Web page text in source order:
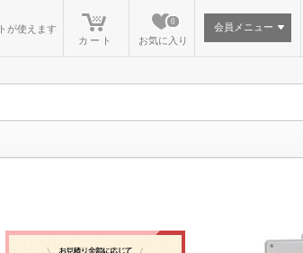
が使えます
カート
お気に入り
0
会員メニュー